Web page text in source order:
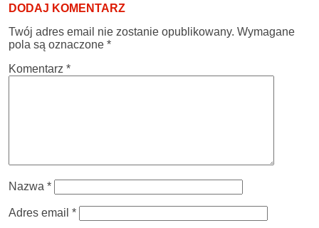
DODAJ KOMENTARZ
Twój adres email nie zostanie opublikowany. Wymagane
pola są oznaczone *
Komentarz *
Nazwa *
Adres email *